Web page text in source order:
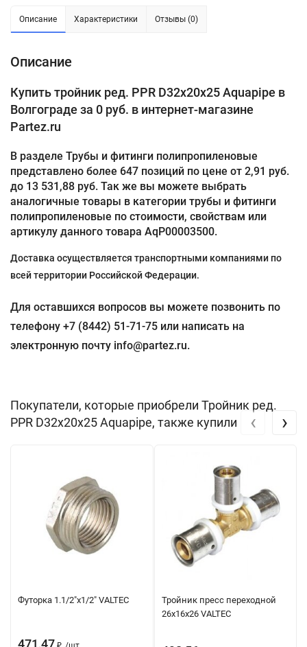
Описание Характеристики Отзывы (0)
Описание
Купить тройник ред. PPR D32х20х25 Aquapipe в
Волгограде за 0 руб. в интернет-магазине
Partez.ru
В разделе Трубы и фитинги полипропиленовые
представлено более 647 позиций по цене от 2,91 руб.
до 13 531,88 руб. Так же вы можете выбрать
аналогичные товары в категории трубы и фитинги
полипропиленовые по стоимости, свойствам или
артикулу данного товара AqP00003500.
Доставка осуществляется транспортными компаниями по
всей территории Российской Федерации.
Для оставшихся вопросов вы можете позвонить по
телефону +7 (8442) 51-71-75 или написать на
электронную почту info@partez.ru.
Покупатели, которые приобрели Тройник ред.
PPR D32х20х25 Aquapipe, также купили
Футорка 1.1/2"х1/2" VALTEC
Тройник пресс переходной
26х16х26 VALTEC
‹ ›